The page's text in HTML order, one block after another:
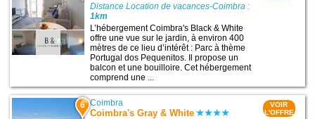
Distance Location de vacances-Coimbra :
1km
L’hébergement Coimbra's Black & White
offre une vue sur le jardin, à environ 400
mètres de ce lieu d’intérêt : Parc à thème
Portugal dos Pequenitos. Il propose un
balcon et une bouilloire. Cet hébergement
comprend une ...
6 Coimbra
Coimbra's Gray & White
VOIR
L'OFFRE